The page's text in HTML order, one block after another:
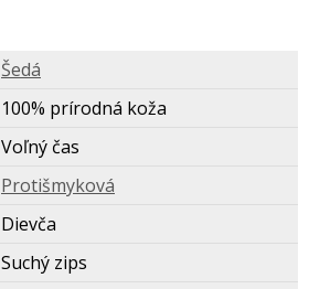
ed
100% prírodná koža
Voľný čas
Protišmykov
Dievča
Suchý zips